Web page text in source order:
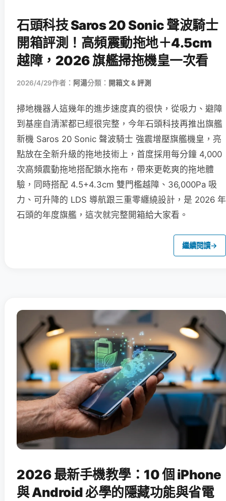
石頭科技 Saros 20 Sonic 聲波騎士
開箱評測！高頻震動拖地＋4.5cm
越障，2026 旗艦掃拖機皇一次看
2026/4/29作者： 阿湯分類： 開箱文 & 評測
掃地機器人這幾年的進步速度真的很快，從吸力、避障
到基座自清潔都已經很完整，今年石頭科技再推出旗艦
新機 Saros 20 Sonic 聲波騎士 強震增壓旗艦機皇，亮
點放在全新升級的拖地技術上，首度採用每分鐘 4,000
次高頻震動拖地搭配鎖水拖布，帶來更乾爽的拖地體
驗，同時搭配 4.5+4.3cm 雙門檻越障、36,000Pa 吸
力、可升降的 LDS 導航跟三重零纏繞設計，是 2026 年
石頭的年度旗艦，這次就完整開箱給大家看。
繼續閱讀→
2026 最新手機教學：10 個 iPhone
與 Android 必學的隱藏功能與省電